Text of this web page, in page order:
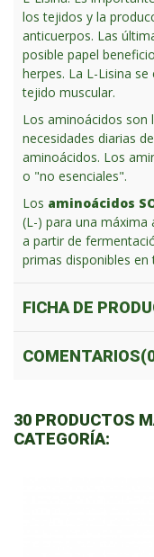
los tejidos y la
anticuerpos. Las
posible papel
herpes. La L-Lisina
tejido muscular.
Los aminoácidos son
necesidades diarias
aminoácidos. Los
o "no esenciales".
Los aminoácidos
(L-) para una máxima
a partir de
primas disponibles
FICHA DE
30 PRODUCTOS
CATEGORÍA: